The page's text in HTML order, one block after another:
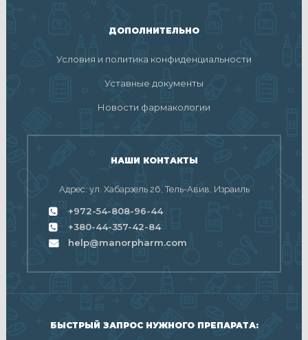
ДОПОЛНИТЕЛЬНО
Условия и политика конфиденциальности
Уставные документы
Новости фармакологии
НАШИ КОНТАКТЫ
Адрес: ул. Хабарзель 26, Тель-Авив, Израиль
+972-54-808-96-44
+380-44-357-42-84
help@manorpharm.com
БЫСТРЫЙ ЗАПРОС НУЖНОГО ПРЕПАРАТА: